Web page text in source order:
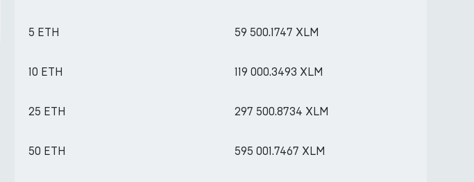
5 ETH 59 500.1747 XLM
10 ETH 119 000.3493 XLM
25 ETH 297 500.8734 XLM
50 ETH 595 001.7467 XLM